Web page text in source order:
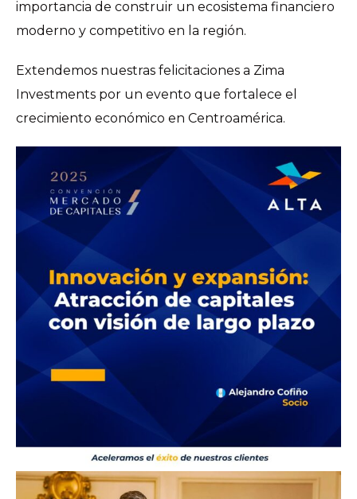
importancia de construir un ecosistema financiero
moderno y competitivo en la región.
Extendemos nuestras felicitaciones a Zima
Investments por un evento que fortalece el
crecimiento económico en Centroamérica.